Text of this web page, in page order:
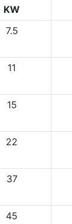
KW
7.5
11
15
22
37
45